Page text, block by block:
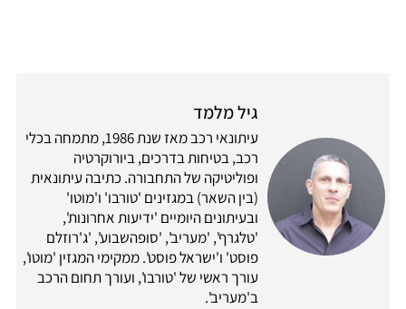
גיל מלמד
עיתונאי רכב מאז שנת 1986, מתמחה בכלי
רכב, בטיחות בדרכים, ביורוקרטיה
ופוליטיקה של התחבורה. כתיבה עיתונאית
(בין השאר) במגזינים 'טורבו' ו'מוטו'
ובעיתונים היומיים 'ידיעות אחרונות',
'טלגרף', 'מעריב', 'סופהשבוע', 'ג'רוזלם
פוסט' ו'ישראל פוסט'. ממקימי המגזין 'מוטו',
עורך ראשי של 'טורבו', ועורך תחום הרכב
ב'מעריב'.